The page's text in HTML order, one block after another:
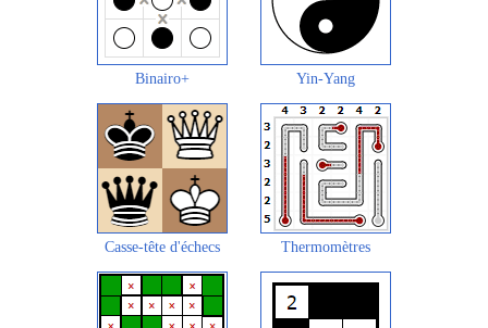
Binairo+ Yin-Yang
Casse-tête d'échecs Thermomètres